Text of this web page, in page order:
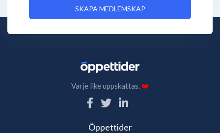
SKAPA MEDLEMSKAP
Varje like uppskattas.❤️
Öppettider